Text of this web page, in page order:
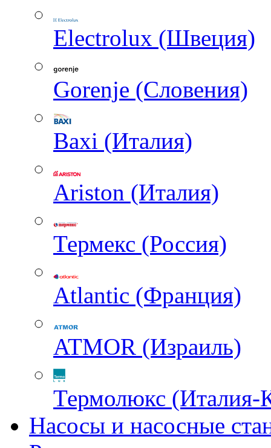
Electrolux (Швеция)
Gorenje (Словения)
Baxi (Италия)
Ariston (Италия)
Термекс (Россия)
Atlantic (Франция)
ATMOR (Израиль)
Термолюкс (Италия-
Насосы и насосные